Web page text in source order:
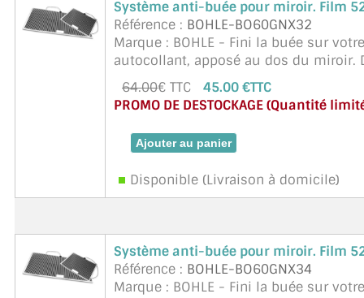
Système anti-buée pour miroir. Film
Référence : BOHLE-BO60GNX32
Marque : BOHLE - Fini la buée sur
autocollant, apposé au dos du miroir.
chauffent le miroir à environ 30 ...
64.00€ TTC 45.00 €TTC
PROMO DE DESTOCKAGE (Quantité
Disponible (Livraison à domicile)
Système anti-buée pour miroir. Film
Référence : BOHLE-BO60GNX34
Marque : BOHLE - Fini la buée sur